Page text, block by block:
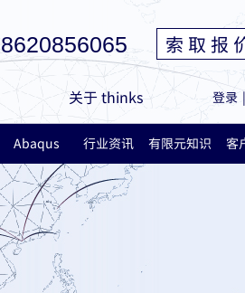
登录 |
索 取 报
关于 thinks
Abaqus 行业资讯 有限元知识 客